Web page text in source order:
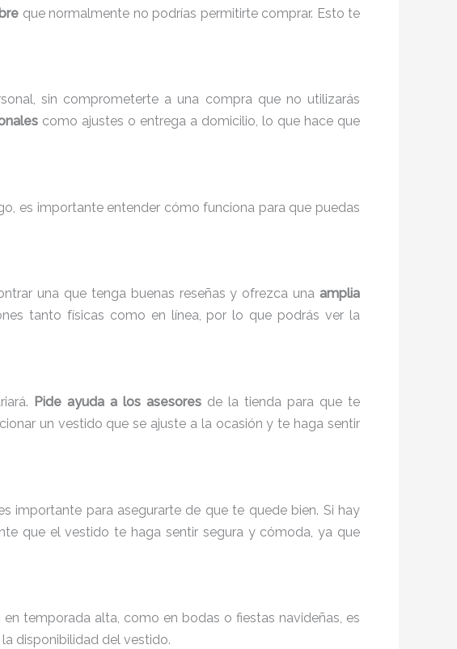
que normalmente no podrías permitirte comprar. Esto te
sin comprometerte a una compra que no utilizarás
como ajustes o entrega a domicilio, lo que hace que
es importante entender cómo funciona para que puedas
una que tenga buenas reseñas y ofrezca una amplia
tanto físicas como en línea, por lo que podrás ver la
Pide ayuda a los asesoresde la tienda para que te
un vestido que se ajuste a la ocasión y te haga sentir
importante para asegurarte de que te quede bien. Si hay
que el vestido te haga sentir segura y cómoda, ya que
en temporada alta, como en bodas o fiestas navideñas, es
la disponibilidad del vestido.